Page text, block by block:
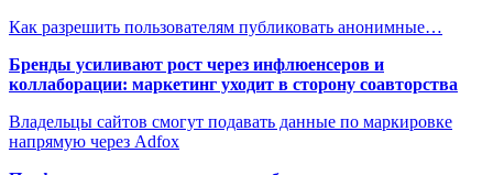
Как разрешить пользователям публиковать анонимные…
Бренды усиливают рост через инфлюенсеров и
коллаборации: маркетинг уходит в сторону соавторства
Владельцы сайтов смогут подавать данные по маркировке
напрямую через Adfox